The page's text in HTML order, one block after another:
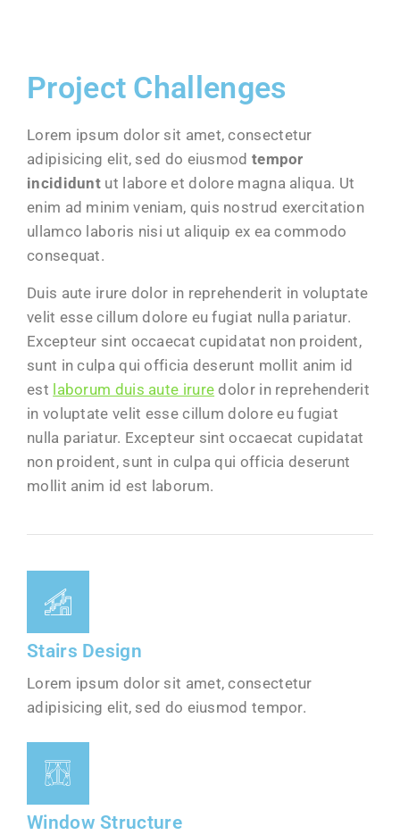
Project Challenges
Lorem ipsum dolor sit amet, consectetur
adipisicing elit, sed do eiusmod tempor
incididunt ut labore et dolore magna aliqua. Ut
enim ad minim veniam, quis nostrud exercitation
ullamco laboris nisi ut aliquip ex ea commodo
consequat.
Duis aute irure dolor in reprehenderit in voluptate
velit esse cillum dolore eu fugiat nulla pariatur.
Excepteur sint occaecat cupidatat non proident,
sunt in culpa qui officia deserunt mollit anim id
est laborum duis aute irure dolor in reprehenderit
in voluptate velit esse cillum dolore eu fugiat
nulla pariatur. Excepteur sint occaecat cupidatat
non proident, sunt in culpa qui officia deserunt
mollit anim id est laborum.
Stairs Design
Lorem ipsum dolor sit amet, consectetur
adipisicing elit, sed do eiusmod tempor.
Window Structure